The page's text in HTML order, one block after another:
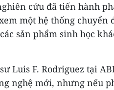
cứu đã tiến hành
một hệ thống
sản phẩm sinh học
Luis F. Rodriguez tại
nghệ mới, nhưng nếu